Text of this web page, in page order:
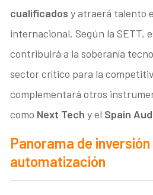
cualificados y atraerá talento
internacional. Según la SETT,
contribuirá a la soberanía
sector crítico para la
complementará otros
como Next Tech y el Spain
Panorama de
automatización